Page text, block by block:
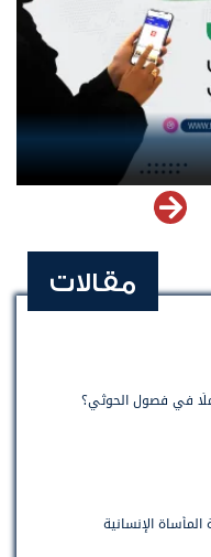
الدولية إلى اليمن.. ادعاء
مقالات
في فصول الحوثي؟
الإنسانية